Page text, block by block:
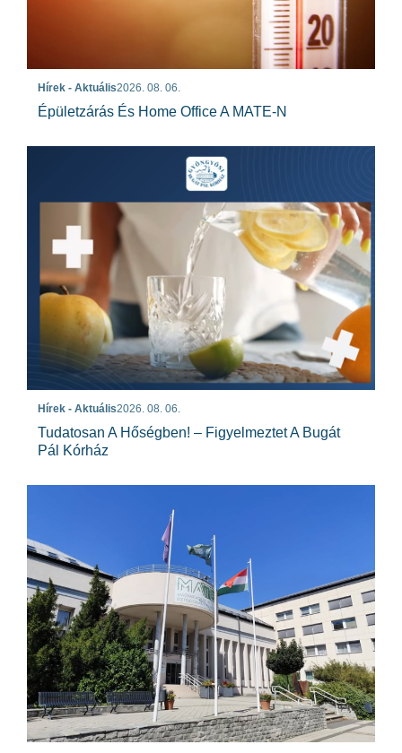
Hírek - Aktuális2026. 08. 06.
Épületzárás És Home Office A MATE-N
Hírek - Aktuális2026. 08. 06.
Tudatosan A Hőségben! – Figyelmeztet A Bugát
Pál Kórház